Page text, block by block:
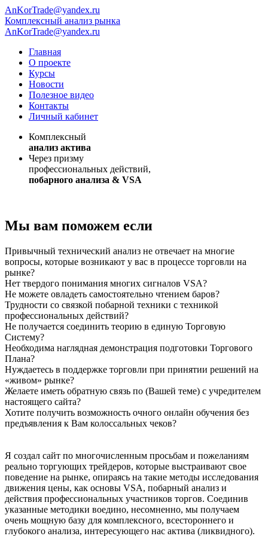
AnKorTrade@yandex.ru
Комплексный анализ рынка
AnKorTrade@yandex.ru
Главная
О проекте
Курсы
Новости
Полезное видео
Контакты
Личный кабинет
Комплексный
анализ актива
Через призму
профессиональных действий,
побарного анализа & VSA
Мы вам поможем если
Привычный технический анализ не отвечает на многие
вопросы, которые возникают у вас в процессе торговли на
рынке?
Нет твердого понимания многих сигналов VSA?
Не можете овладеть самостоятельно чтением баров?
Трудности со связкой побарной техники с техникой
профессиональных действий?
Не получается соединить теорию в единую Торговую
Систему?
Необходима наглядная демонстрация подготовки Торгового
Плана?
Нуждаетесь в поддержке торговли при принятии решений на
«живом» рынке?
Желаете иметь обратную связь по (Вашей теме) с учредителем
настоящего сайта?
Хотите получить возможность очного онлайн обучения без
предъявления к Вам колоссальных чеков?
Я создал сайт по многочисленным просьбам и пожеланиям
реально торгующих трейдеров, которые выстраивают свое
поведение на рынке, опираясь на такие методы исследования
движения цены, как основы VSA, побарный анализ и
действия профессиональных участников торгов. Соединив
указанные методики воедино, несомненно, мы получаем
очень мощную базу для комплексного, всестороннего и
глубокого анализа, интересующего нас актива (ликвидного).